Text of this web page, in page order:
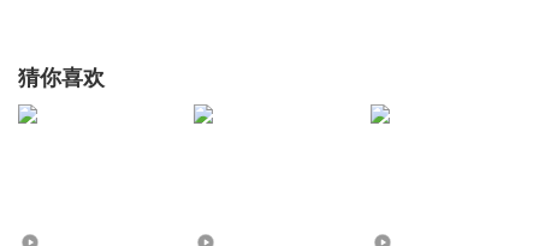
猜你喜欢